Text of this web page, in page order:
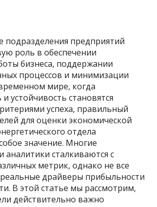
подразделения предприятий
роль в обеспечении
бизнеса, поддержании
процессов и минимизации
мире, когда
устойчивость становятся
успеха, правильный
для оценки экономической
отдела
значение. Многие
аналитики сталкиваются с
метрик, однако не все
драйверы прибыльности
В этой статье мы рассмотрим,
действительно важно